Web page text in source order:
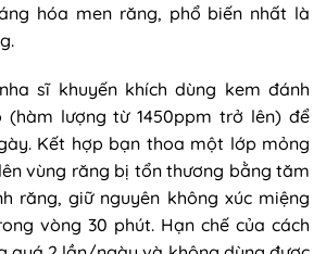
hóa men răng, phổ biến nhất là
sĩ khuyến khích dùng kem đánh
(hàm lượng từ 1450ppm trở lên) để
Kết hợp bạn thoa một lớp mỏng
vùng răng bị tổn thương bằng tăm
răng, giữ nguyên không xúc miệng
vòng 30 phút. Hạn chế của cách